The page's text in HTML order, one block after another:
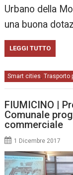
Urbano della
una buona
LEGGI TUTTO
Smart cities,Trasporto
FIUMICINO |
Comunale
commerciale
1 Dicembre 2017